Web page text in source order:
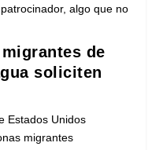
algo que no
de
soliciten
Estados Unidos
migrantes